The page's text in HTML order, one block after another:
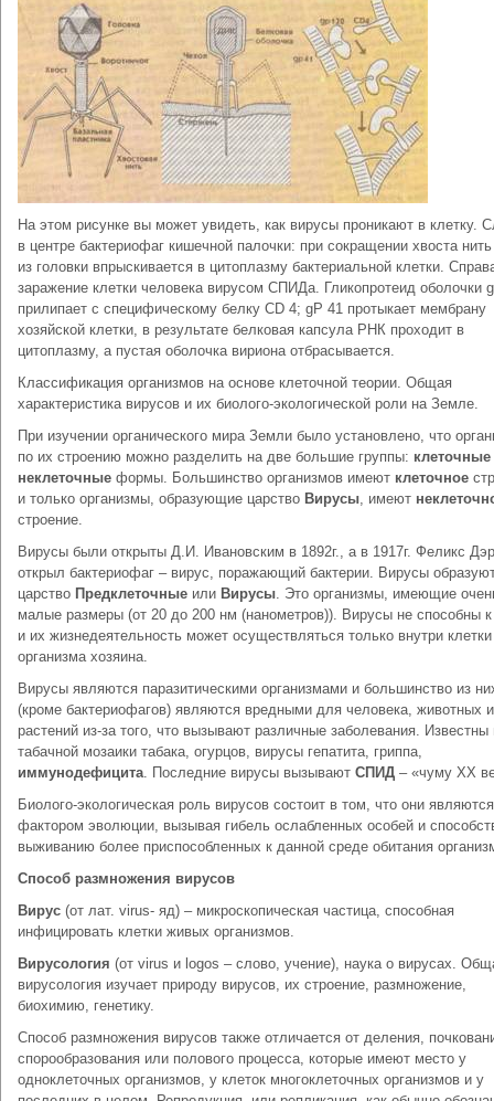
На этом рисунке вы может увидеть, как вирусы проникают в клетку.
в центре бактериофаг кишечной палочки: при сокращении хвоста
из головки впрыскивается в цитоплазму бактериальной клетки.
заражение клетки человека вирусом СПИДа. Гликопротеид оболочки
прилипает с специфическому белку CD 4; gP 41 протыкает мембрану
хозяйской клетки, в результате белковая капсула РНК проходит в
цитоплазму, а пустая оболочка вириона отбрасывается.
Классификация организмов на основе клеточной теории. Общая
характеристика вирусов и их биолого-экологической роли на Земле.
При изучении органического мира Земли было установлено, что
по их строению можно разделить на две большие группы: клеточные
неклеточные формы. Большинство организмов имеют клеточное
и только организмы, образующие царство Вирусы, имеют
строение.
Вирусы были открыты Д.И. Ивановским в 1892г., а в 1917г. Феликс
открыл бактериофаг – вирус, поражающий бактерии. Вирусы
царство Предклеточные или Вирусы. Это организмы, имеющие
малые размеры (от 20 до 200 нм (нанометров)). Вирусы не способны к
и их жизнедеятельность может осуществляться только внутри клетки
организма хозяина.
Вирусы являются паразитическими организмами и большинство из
(кроме бактериофагов) являются вредными для человека, животных и
растений из-за того, что вызывают различные заболевания. Известны
табачной мозаики табака, огурцов, вирусы гепатита, гриппа,
иммунодефицита. Последние вирусы вызывают СПИД – «чуму ХХ
Биолого-экологическая роль вирусов состоит в том, что они являются
фактором эволюции, вызывая гибель ослабленных особей и
выживанию более приспособленных к данной среде обитания
Способ размножения вирусов
Вирус (от лат. virus- яд) – микроскопическая частица, способная
инфицировать клетки живых организмов.
Вирусология (от virus и logos – слово, учение), наука о вирусах.
вирусология изучает природу вирусов, их строение, размножение,
биохимию, генетику.
Способ размножения вирусов также отличается от деления,
спорообразования или полового процесса, которые имеют место у
одноклеточных организмов, у клеток многоклеточных организмов и у